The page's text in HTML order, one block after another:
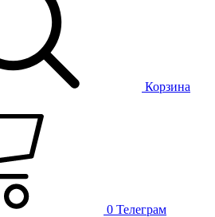
Корзина
0 Телеграм